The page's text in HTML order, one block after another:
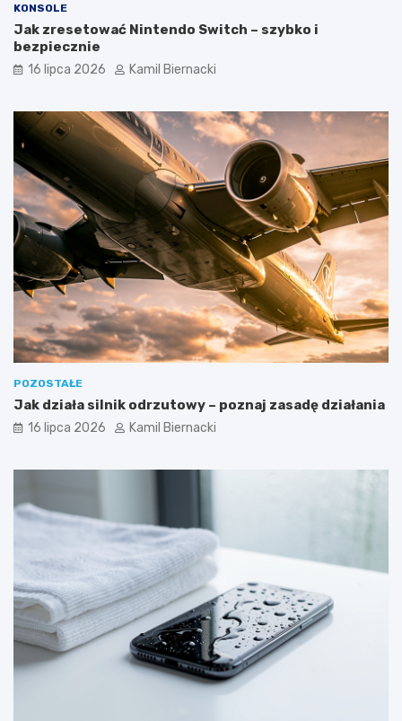
KONSOLE
Jak zresetować Nintendo Switch – szybko i
bezpiecznie
16 lipca 2026 Kamil Biernacki
POZOSTAŁE
Jak działa silnik odrzutowy – poznaj zasadę działania
16 lipca 2026 Kamil Biernacki